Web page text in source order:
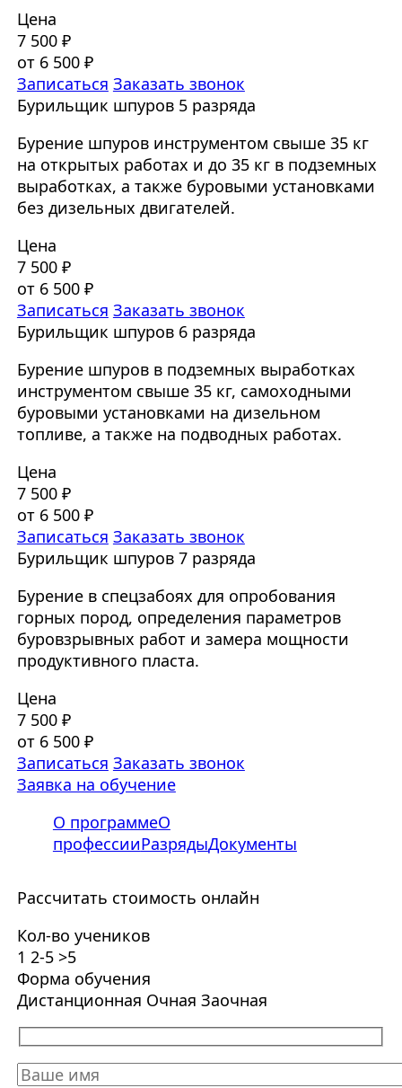
Цена
7 500 ₽
от 6 500 ₽
Записаться Заказать звонок
Бурильщик шпуров 5 разряда
Бурение шпуров инструментом свыше 35 кг
на открытых работах и до 35 кг в подземных
выработках, а также буровыми установками
без дизельных двигателей.
Цена
7 500 ₽
от 6 500 ₽
Записаться Заказать звонок
Бурильщик шпуров 6 разряда
Бурение шпуров в подземных выработках
инструментом свыше 35 кг, самоходными
буровыми установками на дизельном
топливе, а также на подводных работах.
Цена
7 500 ₽
от 6 500 ₽
Записаться Заказать звонок
Бурильщик шпуров 7 разряда
Бурение в спецзабоях для опробования
горных пород, определения параметров
буровзрывных работ и замера мощности
продуктивного пласта.
Цена
7 500 ₽
от 6 500 ₽
Записаться Заказать звонок
Заявка на обучение
О программеО
профессииРазрядыДокументы
Рассчитать стоимость онлайн
Кол-во учеников
1 2-5 >5
Форма обучения
Дистанционная Очная Заочная